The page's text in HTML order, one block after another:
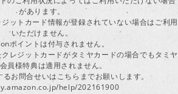
があります。
ットカード情報が登録されていない場合はご利用
いただけません。
ポイントは付与されません。
レジットカードがタミヤカードの場合でもタミヤ
員様特典は適用されません。
お問合せいはこちらまでお願いします。
help/202161900